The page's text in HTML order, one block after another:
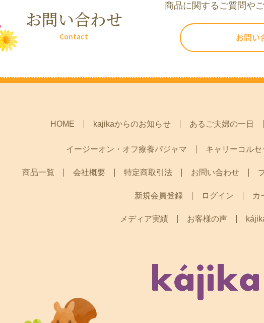
お問い合わせ
Contact
商品に関するご質問や
お問い
HOME kajikaからのお知らせ あるご夫婦の一日
イージーオン・オフ療養パジャマ キャリーコルセ
商品一覧 会社概要 特定商取引法 お問い合わせ
新規会員登録 ログイン カ
メディア実績 お客様の声